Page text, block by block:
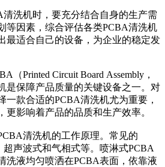
洗机时，要充分结合自身的生产需
等因素，综合评估各类PCBA清洗机
最适合自己的设备，为企业的稳定发
（Printed Circuit Board Assembly，
是保障产品质量的关键设备之一。对
一款合适的PCBA清洗机尤为重要，
更影响着产品的品质和生产效率。
清洗机的工作原理。常见的
声波式和气相式等。喷淋式PCBA
洗液均匀喷洒在PCBA表面，依靠液